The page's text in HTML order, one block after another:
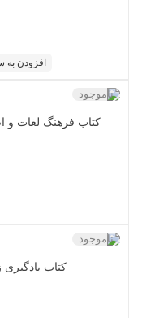
افزودن به سبد
کتاب فرهنگ لغات و
ناموجود
کتاب یادگیری
ناموجود